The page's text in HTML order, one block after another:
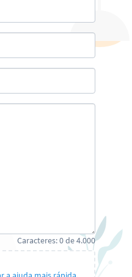
Caracteres:0de4.000